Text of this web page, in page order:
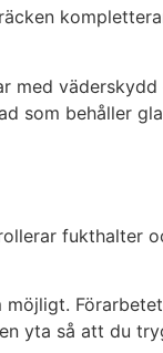
med
som behåller
fukthalter
yta så att du